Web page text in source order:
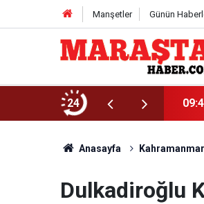
Manşetler Günün
24
Anasayfa
Dulkadiroğlu